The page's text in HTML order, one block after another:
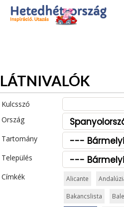
Az oldal sütiket (cookies) használ.
Adatvédelmi tájékoztató
LÁTNIVALÓK
Kulcsszó
Ország
Tartomány
Település
Címkék
Alicante
Bakancslista